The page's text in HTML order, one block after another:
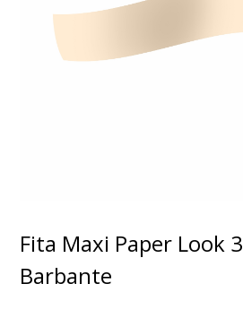
Fita Maxi Paper Look
Barbante